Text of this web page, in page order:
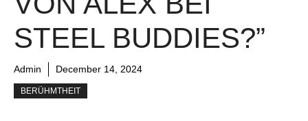
STEEL BUDDIES?”
Admin December 14, 2024
BERÜHMTHEIT